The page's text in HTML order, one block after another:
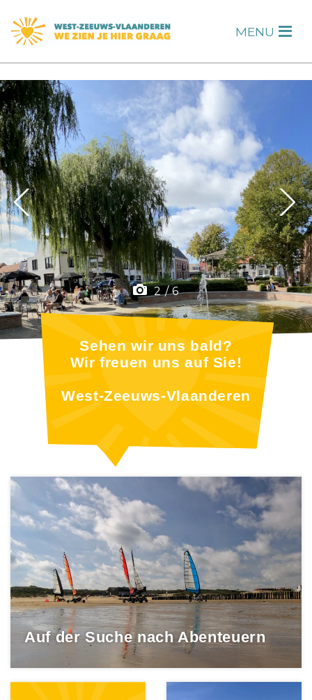
MENU H
F 2/6
Sehen wir uns bald?
Wir freuen uns auf Sie!
West-Zeeuws-Vlaanderen
Auf der Suche nach Abenteuern